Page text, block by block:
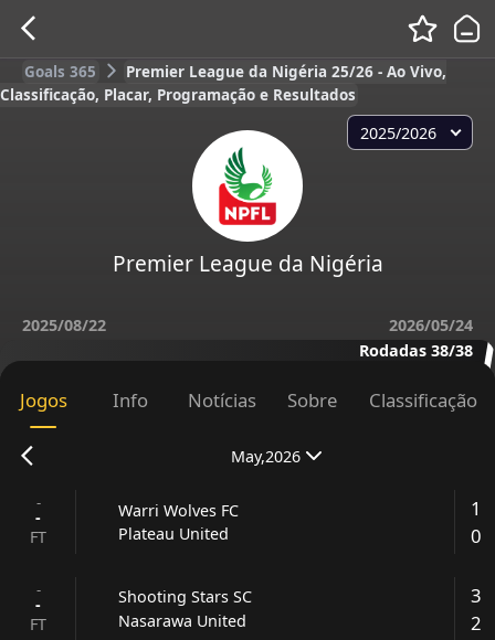
Goals 365
Premier League da Nigéria 25/26 - Ao Vivo,
Classificação, Placar, Programação e Resultados
2025/2026
Premier League da Nigéria
2025/08/22
2026/05/24
Rodadas 38/38
Jogos Info Notícias Sobre Classificação
May,2026
-
-
FT
Warri Wolves FC
Plateau United
1
0
-
-
FT
Shooting Stars SC
Nasarawa United
3
2